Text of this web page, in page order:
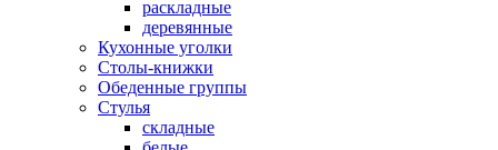
раскладные
деревянные
Кухонные уголки
Столы-книжки
Обеденные группы
Стулья
складные